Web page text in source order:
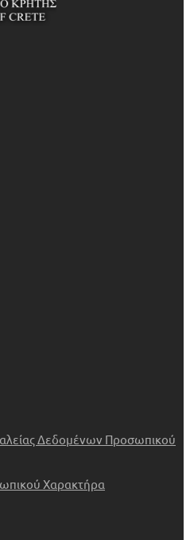
Δεδομένων Προσωπικού
Χαρακτήρα